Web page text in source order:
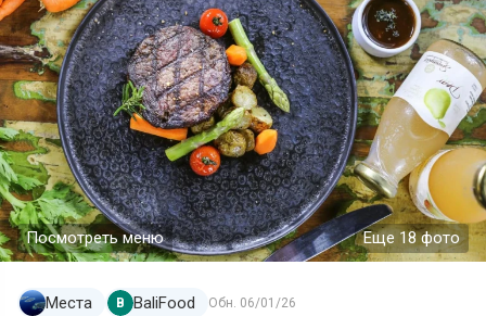
Посмотреть меню Еще 18 фото
Места B BaliFood Обн. 06/01/26